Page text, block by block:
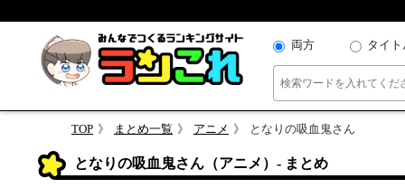
両方 タイト
TOP まとめ一覧 アニメ となりの吸血鬼さん
となりの吸血鬼さん（アニメ）- まとめ